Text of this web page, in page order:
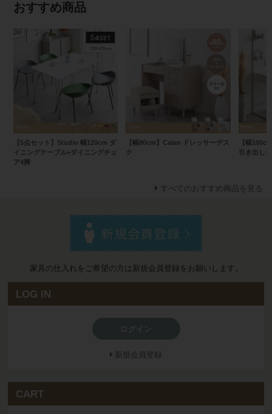
おすすめ商品
【5点セット】Studio 幅120cm ダ
イニングテーブル+ダイニングチェ
ア4脚
【幅80cm】Calan ドレッサーデス
ク
【幅
引き出し
すべてのおすすめ商品を見る
家具の仕入れをご希望の方は新規会員登録をお願いします。
LOG IN
新規会員登録
CART